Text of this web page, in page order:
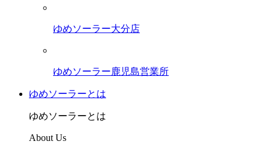
ゆめソーラー大分店
ゆめソーラー鹿児島営業所
ゆめソーラーとは
ゆめソーラーとは
About Us